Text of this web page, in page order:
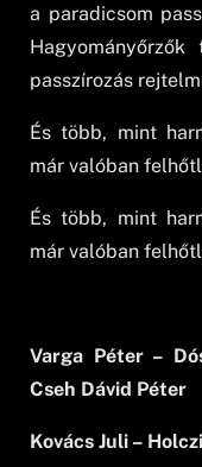
a paradicsom
passzírozás
És több, mint
már valóban
És több, mint
már valóban
Varga Péter –
Cseh Dávid Péter
Kovács Juli –